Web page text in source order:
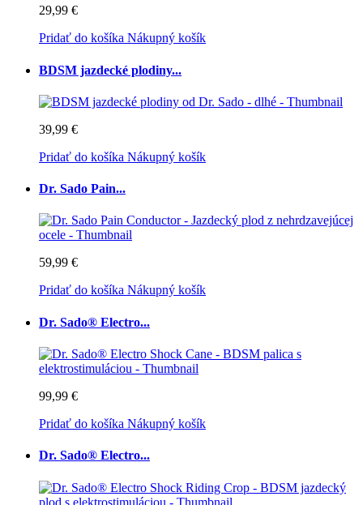
29,99 €
Pridať do košíka Nákupný košík
BDSM jazdecké plodiny...
39,99 €
Pridať do košíka Nákupný košík
Dr. Sado Pain...
59,99 €
Pridať do košíka Nákupný košík
Dr. Sado® Electro...
99,99 €
Pridať do košíka Nákupný košík
Dr. Sado® Electro...